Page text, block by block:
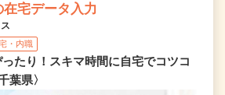
宅データ入力
・内職
たり！スキマ時間に自宅でコツコ
葉県〉